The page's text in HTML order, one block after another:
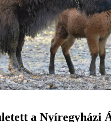
a Nyíregyházi